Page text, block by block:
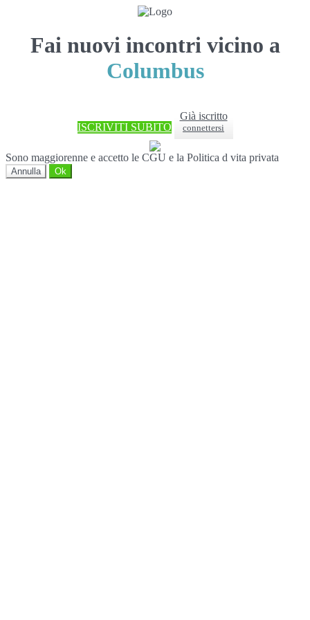
Fai nuovi incontri vicino a
Columbus
ISCRIVITI SUBITO
Già iscritto
connettersi
Sono maggiorenne e accetto le CGU e la Politica d vita privata
Annulla Ok